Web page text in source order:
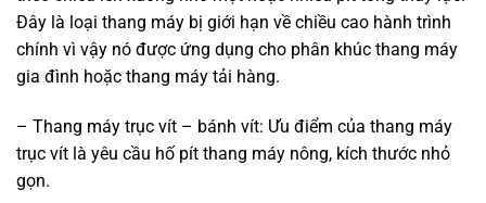
Đây là loại thang máy bị giới hạn về chiều cao hành trình
chính vì vậy nó được ứng dụng cho phân khúc thang máy
gia đình hoặc thang máy tải hàng.
– Thang máy trục vít – bánh vít: Ưu điểm của thang máy
trục vít là yêu cầu hố pít thang máy nông, kích thước nhỏ
gọn.